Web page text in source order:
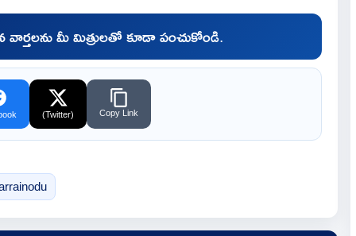
వార్తలను మీ మిత్రులతో కూడా పంచుకోండి.
(Twitter) Copy Link